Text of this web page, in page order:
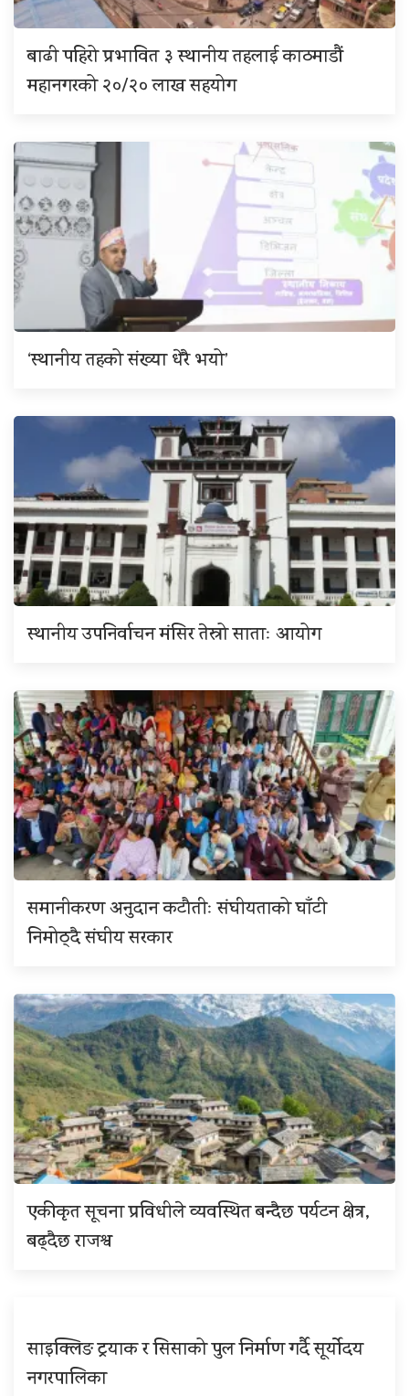
बाढी पहिरो प्रभावित ३ स्थानीय तहलाई काठमाडौं
महानगरको २०/२० लाख सहयोग
‘स्थानीय तहको संख्या धेरै भयो’
स्थानीय उपनिर्वाचन मंसिर तेस्रो साताः आयोग
समानीकरण अनुदान कटौतीः संघीयताको घाँटी
निमोठ्दै संघीय सरकार
एकीकृत सूचना प्रविधीले व्यवस्थित बन्दैछ पर्यटन क्षेत्र,
बढ्दैछ राजश्व
साइक्लिङ ट्रयाक र सिसाको पुल निर्माण गर्दै सूर्योदय
नगरपालिका